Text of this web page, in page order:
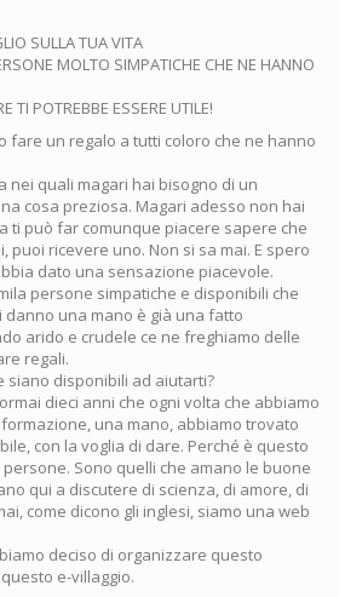
SULLA TUA VITA
MOLTO SIMPATICHE CHE NE HANNO
TI POTREBBE ESSERE UTILE!
fare un regalo a tutti coloro che ne hanno
nei quali magari hai bisogno di un
cosa preziosa. Magari adesso non hai
ti può far comunque piacere sapere che
puoi ricevere uno. Non si sa mai. E spero
dato una sensazione piacevole.
persone simpatiche e disponibili che
danno una mano è già una fatto
arido e crudele ce ne freghiamo delle
regali.
siano disponibili ad aiutarti?
dieci anni che ogni volta che abbiamo
una mano, abbiamo trovato
con la voglia di dare. Perché è questo
Sono quelli che amano le buone
qui a discutere di scienza, di amore, di
come dicono gli inglesi, siamo una web
deciso di organizzare questo
e-villaggio.